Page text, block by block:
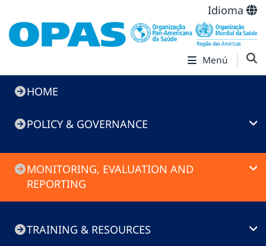
Idioma
Menú
Immunization
Toolkit
HOME
POLICY & GOVERNANCE
MONITORING, EVALUATION AND
REPORTING
TRAINING & RESOURCES